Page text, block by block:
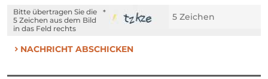
Bitte übertragen Sie die
5 Zeichen aus dem Bild
in das Feld rechts
NACHRICHT ABSCHICKEN